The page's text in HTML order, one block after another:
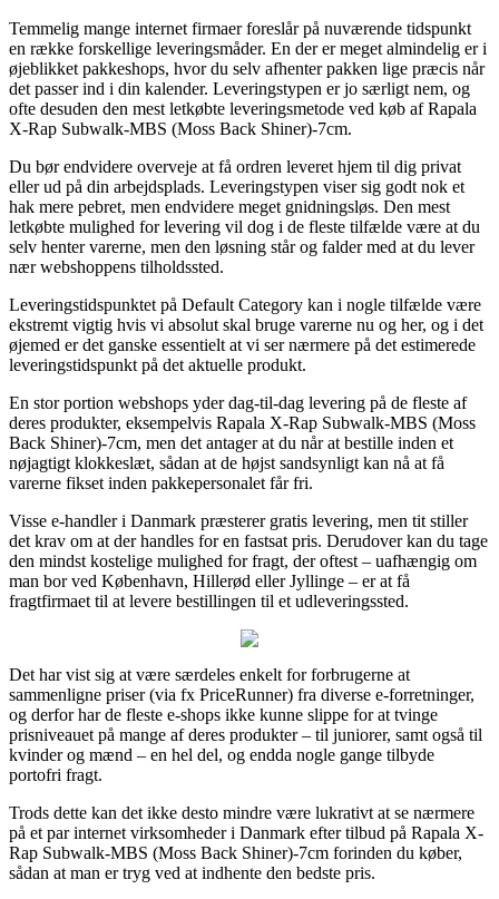
Temmelig mange internet firmaer foreslår på nuværende tidspunkt
en række forskellige leveringsmåder. En der er meget almindelig er i
øjeblikket pakkeshops, hvor du selv afhenter pakken lige præcis når
det passer ind i din kalender. Leveringstypen er jo særligt nem, og
ofte desuden den mest letkøbte leveringsmetode ved køb af Rapala
X-Rap Subwalk-MBS (Moss Back Shiner)-7cm.
Du bør endvidere overveje at få ordren leveret hjem til dig privat
eller ud på din arbejdsplads. Leveringstypen viser sig godt nok et
hak mere pebret, men endvidere meget gnidningsløs. Den mest
letkøbte mulighed for levering vil dog i de fleste tilfælde være at du
selv henter varerne, men den løsning står og falder med at du lever
nær webshoppens tilholdssted.
Leveringstidspunktet på Default Category kan i nogle tilfælde være
ekstremt vigtig hvis vi absolut skal bruge varerne nu og her, og i det
øjemed er det ganske essentielt at vi ser nærmere på det estimerede
leveringstidspunkt på det aktuelle produkt.
En stor portion webshops yder dag-til-dag levering på de fleste af
deres produkter, eksempelvis Rapala X-Rap Subwalk-MBS (Moss
Back Shiner)-7cm, men det antager at du når at bestille inden et
nøjagtigt klokkeslæt, sådan at de højst sandsynligt kan nå at få
varerne fikset inden pakkepersonalet får fri.
Visse e-handler i Danmark præsterer gratis levering, men tit stiller
det krav om at der handles for en fastsat pris. Derudover kan du tage
den mindst kostelige mulighed for fragt, der oftest – uafhængig om
man bor ved København, Hillerød eller Jyllinge – er at få
fragtfirmaet til at levere bestillingen til et udleveringssted.
Det har vist sig at være særdeles enkelt for forbrugerne at
sammenligne priser (via fx PriceRunner) fra diverse e-forretninger,
og derfor har de fleste e-shops ikke kunne slippe for at tvinge
prisniveauet på mange af deres produkter – til juniorer, samt også til
kvinder og mænd – en hel del, og endda nogle gange tilbyde
portofri fragt.
Trods dette kan det ikke desto mindre være lukrativt at se nærmere
på et par internet virksomheder i Danmark efter tilbud på Rapala X-
Rap Subwalk-MBS (Moss Back Shiner)-7cm forinden du køber,
sådan at man er tryg ved at indhente den bedste pris.